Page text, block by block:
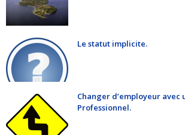
Le statut implicite.
Changer d’employeur avec
Professionnel.